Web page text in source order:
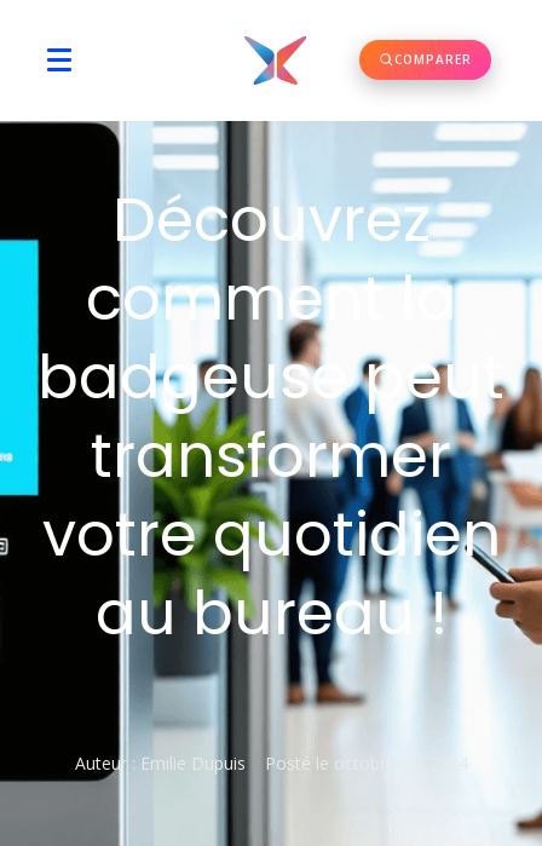
COMPARER
Découvrez
comment la
badgeuse peut
transformer
votre quotidien
au bureau !
Auteur : Emilie Dupuis Posté le